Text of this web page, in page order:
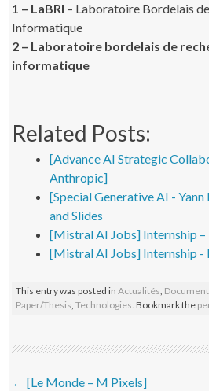
1 – LaBRI – Laboratoire Bordelais
Informatique
2 – Laboratoire bordelais de
informatique
Related Posts:
[Advance AI Strategic
Anthropic]
[Special Generative AI - Yann
and Slides
[Mistral AI Jobs] Internship –
[Mistral AI Jobs] Internship -
This entry was posted inActualités,
Paper/Thesis,Technologies. Bookmark the
Post navigation
← [Le Monde – M Pixels]